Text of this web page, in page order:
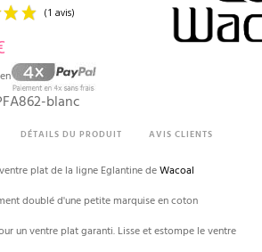
blanc
DÉTAILS DU PRODUIT AVIS CLIENTS
plat de la ligne Eglantine deWacoal
doublé d'une petite marquise en coton
un ventre plat garanti. Lisse et estompe le ventre